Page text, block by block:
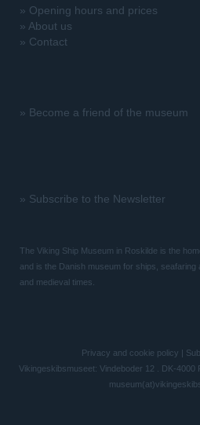
» Opening hours and prices
» About us
» Contact
» Become a friend of the museum
» Subscribe to the Newsletter
The Viking Ship Museum in Roskilde is the
and is the Danish museum for ships, seafaring
and medieval times.
Privacy and cookie policy |
Vikingeskibsmuseet: Vindeboder 12 . DK-4000